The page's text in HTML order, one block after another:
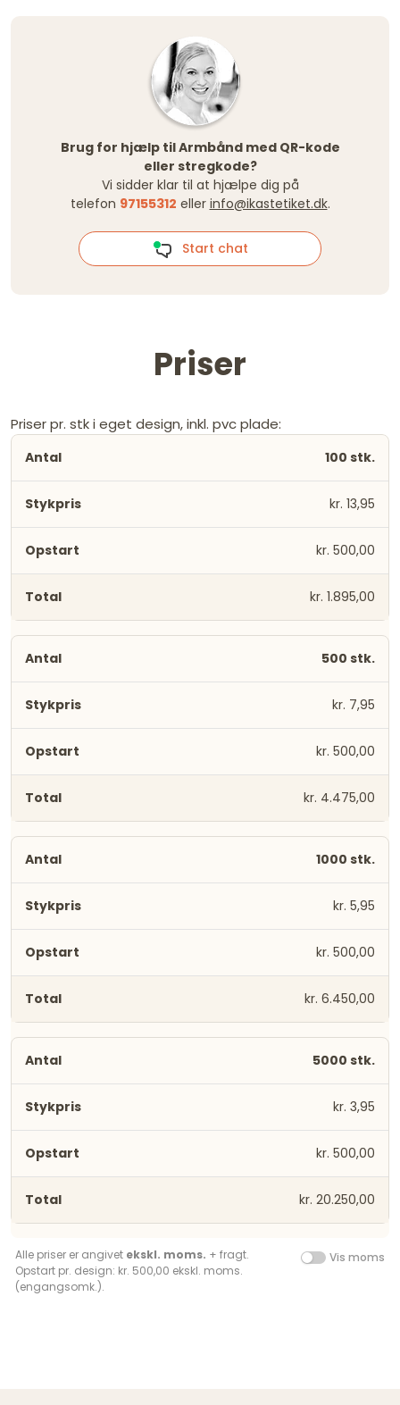
Brug for hjælp til Armbånd med QR-kode
eller stregkode?
Vi sidder klar til at hjælpe dig på
telefon 97155312 eller info@ikastetiket.dk.
Start chat
Priser
Priser pr. stk i eget design, inkl. pvc plade:
100 stk.
kr. 13,95
kr. 500,00
kr. 1.895,00
500 stk.
kr. 7,95
kr. 500,00
kr. 4.475,00
1000 stk.
kr. 5,95
kr. 500,00
kr. 6.450,00
5000 stk.
kr. 3,95
kr. 500,00
kr. 20.250,00
Alle priser er angivet ekskl. moms. + fragt.
Opstart pr. design: kr. 500,00 ekskl. moms.
(engangsomk.).
Vis moms